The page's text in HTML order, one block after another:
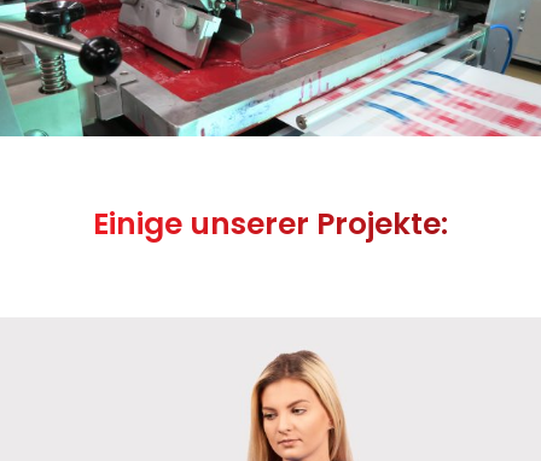
Einige unserer Projekte: